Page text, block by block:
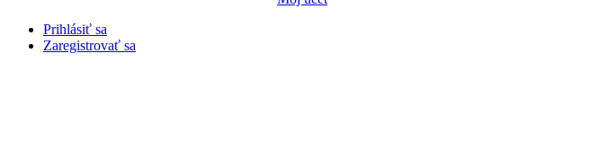
Prihlásiť sa
Zaregistrovať sa